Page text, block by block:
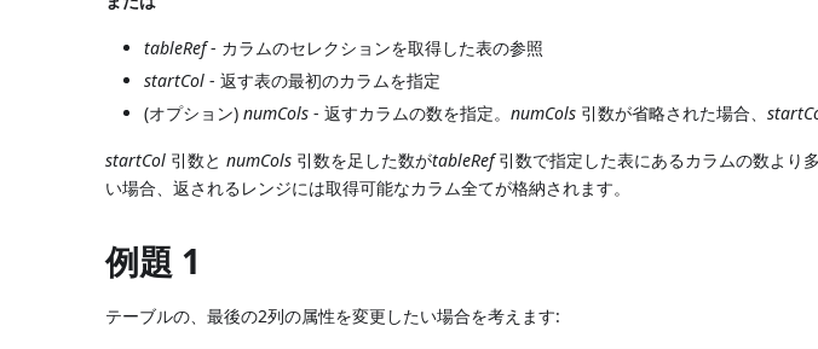
tableRef- カラムのセレクションを取得した表の参照
startCol - 返す表の最初のカラムを指定
(オプション)numCols - 返すカラムの数を指定。numCols 引数が省略された場合、
startCol 引数とnumCols 引数を足した数がtableRef引数で指定した表にあるカラムの数より
い場合、返されるレンジには取得可能なカラム全てが格納されます。
例題 1
テーブルの、最後の2列の属性を変更したい場合を考えます: